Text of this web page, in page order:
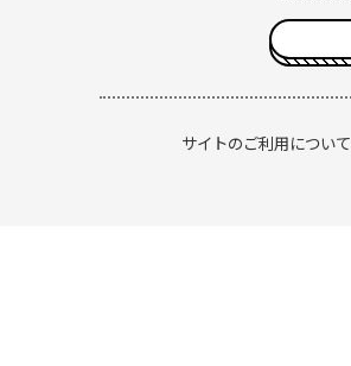
サイトのご利用について